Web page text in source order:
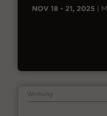
Werbung